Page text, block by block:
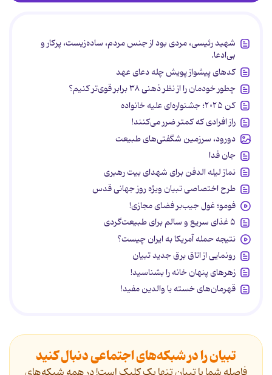
شهید رئیسی، مردی بود از جنس مردم، ساده‌زیست، پرکار و
بی‌ادعا.
کدهای پیشواز پویش چله دعای عهد
چطور خودمان را از نظر ذهنی ۳۸ برابر قوی‌تر کنیم؟
کن ۲۰۲۵؛ جشنواره‌ای علیه خانواده
راز افرادی که کمتر ضرر می‌کنند!
دورود، سرزمین شگفتی‌های طبیعت
جان فدا
نماز لیله الدفن برای شهدای بیت رهبری
طرح اختصاصی تبیان ویژه روز جهانی قدس
فومو؛ غول جیب‌بر فضای مجازی!
۵ غذای سریع و سالم برای طبیعت‌گردی
نتیجه حمله آمریکا به ایران چیست؟
رونمایی از اتاق برق جدید تبیان
زهرهای پنهان خانه را بشناسید!
قهرمان‌های خسته یا والدین مفید!
تبیان را در شبکه‌های اجتماعی دنبال کنید